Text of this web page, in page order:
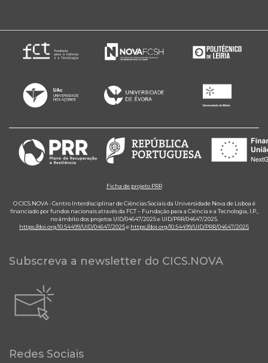
Ficha de projeto PRR
O CICS.NOVA - Centro Interdisciplinar de Ciências Sociais da Universidade Nova de Lisboa é
financiado por fundos nacionais através da FCT – Fundação para a Ciência e a Tecnologia, I.P.,
no âmbito dos projetos UID/04647/2025 e UID/PRR/04647/2025.
https://doi.org/10.54499/UID/04647/2025e https://doi.org/10.54499/UID/PRR/04647/2025
Subscreva a newsletter do CICS.NOVA
Redes Sociais